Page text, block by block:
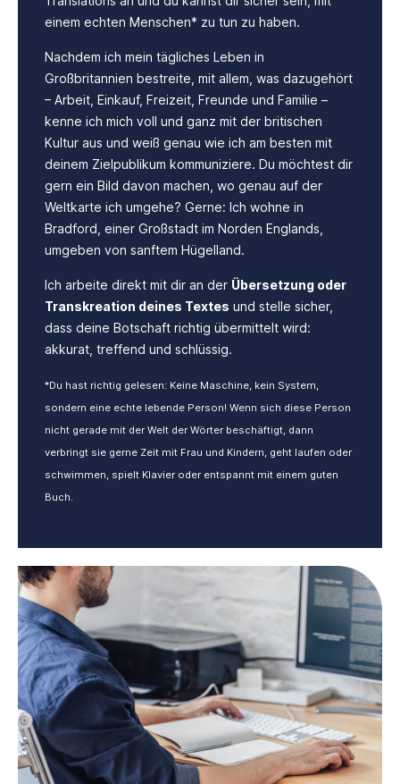
einem echten Menschen* zu tun zu haben.
Nachdem ich mein tägliches Leben in
Großbritannien bestreite, mit allem, was dazugehört
– Arbeit, Einkauf, Freizeit, Freunde und Familie –
kenne ich mich voll und ganz mit der britischen
Kultur aus und weiß genau wie ich am besten mit
deinem Zielpublikum kommuniziere. Du möchtest dir
gern ein Bild davon machen, wo genau auf der
Weltkarte ich umgehe? Gerne: Ich wohne in
Bradford, einer Großstadt im Norden Englands,
umgeben von sanftem Hügelland.
Ich arbeite direkt mit dir an der Übersetzung oder
Transkreation deines Textes und stelle sicher,
dass deine Botschaft richtig übermittelt wird:
akkurat, treffend und schlüssig.
*Du hast richtig gelesen: Keine Maschine, kein System,
sondern eine echte lebende Person! Wenn sich diese Person
nicht gerade mit der Welt der Wörter beschäftigt, dann
verbringt sie gerne Zeit mit Frau und Kindern, geht laufen oder
schwimmen, spielt Klavier oder entspannt mit einem guten
Buch.